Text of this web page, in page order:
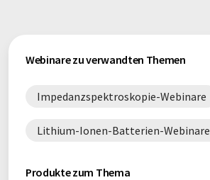
Webinare zu verwandten Themen
Impedanzspektroskopie-Webinare
Lithium-Ionen-Batterien-Webinare
Produkte zum Thema